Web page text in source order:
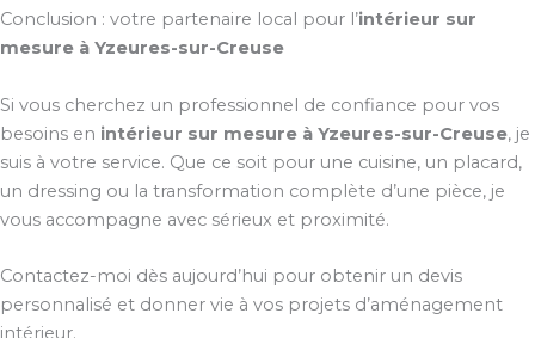
Conclusion : votre partenaire local pour l’intérieur sur
mesure à Yzeures-sur-Creuse
Si vous cherchez un professionnel de confiance pour vos
besoins en intérieur sur mesure à Yzeures-sur-Creuse, je
suis à votre service. Que ce soit pour une cuisine, un placard,
un dressing ou la transformation complète d’une pièce, je
vous accompagne avec sérieux et proximité.
Contactez-moi dès aujourd’hui pour obtenir un devis
personnalisé et donner vie à vos projets d’aménagement
intérieur.